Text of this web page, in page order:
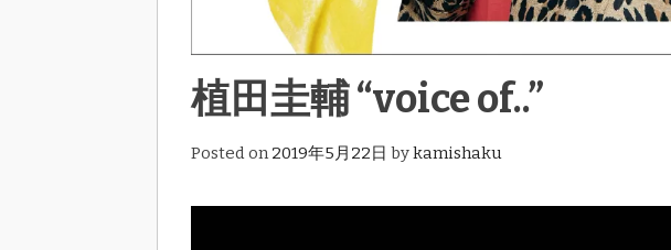
植田圭輔 “voice of..”
Posted on2019年5月22日 bykamishaku